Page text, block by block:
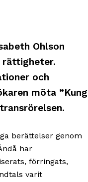
Ohlson
rättigheter.
och
möta ”Kung
berättelser genom
har
förringats,
varit